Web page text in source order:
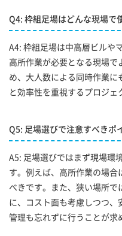
Q4: 枠組足場はどんな現場で
A4: 枠組足場は中高層ビルや
高所作業が必要となる現場で
め、大人数による同時作業に
と効率性を重視するプロジェ
Q5: 足場選びで注意すべきポ
A5: 足場選びではまず現場環
す。例えば、高所作業の場合
べきです。また、狭い場所で
に、コスト面も考慮しつつ、
管理も忘れずに行うことが求